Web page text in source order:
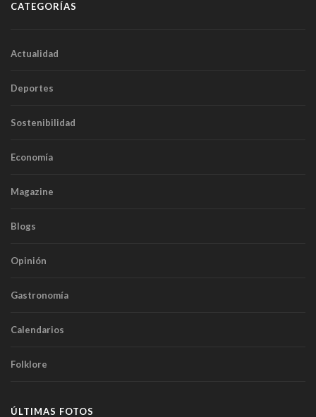
CATEGORÍAS
Actualidad
Deportes
Sostenibilidad
Economía
Magazine
Blogs
Opinión
Gastronomía
Calendarios
Folklore
ÚLTIMAS FOTOS